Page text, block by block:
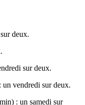
deux.
sur deux.
un vendredi sur deux.
: un samedi sur